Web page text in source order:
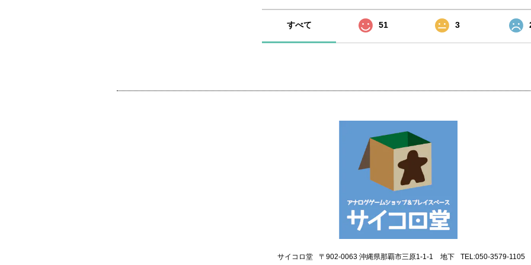
すべて 51 3
サイコロ堂 〒902-0063 沖縄県那覇市三原1-1-1 地下 TEL:050-3579-1105